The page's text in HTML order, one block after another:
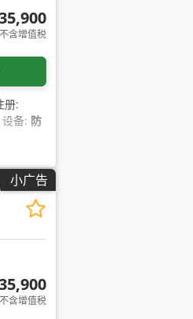
含增值税
册:
设备: 防
小广告
含增值税